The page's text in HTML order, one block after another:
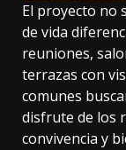
El proyecto no
de vida
reuniones,
terrazas con
comunes
disfrute de los
convivencia y